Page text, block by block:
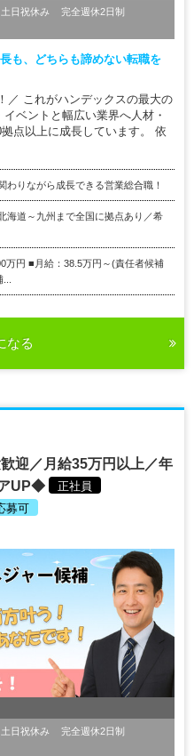
土日祝休み
完全週休2日制
も、どちらも諦めない転職を
／ これがハンデックスの最大の
ベントと幅広い業界へ人材・
点以上に成長しています。 依
わりながら成長できる営業総合職！
海道～九州まで全国に拠点あり／希
万円 ■月給：38.5万円～(責任者候補
なる
迎／月給35万円以上／年
UP◆
正社員
募可
土日祝休み
完全週休2日制